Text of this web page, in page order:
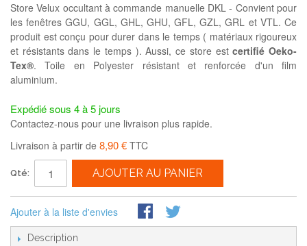
Store Velux occultant à commande manuelle DKL - Convient pour
les fenêtres GGU, GGL, GHL, GHU, GFL, GZL, GRL et VTL. Ce
produit est conçu pour durer dans le temps ( matériaux rigoureux
et résistants dans le temps ). Aussi, ce store estcertifié Oeko-
Tex®. Toile en Polyester résistant et renforcée d'un film
aluminium.
Expédié sous 4 à 5 jours
Contactez-nous pour une livraison plus rapide.
Livraison à partir de 8,90 € TTC
Qté: AJOUTER AU PANIER
Ajouter à la liste d'envies
Description